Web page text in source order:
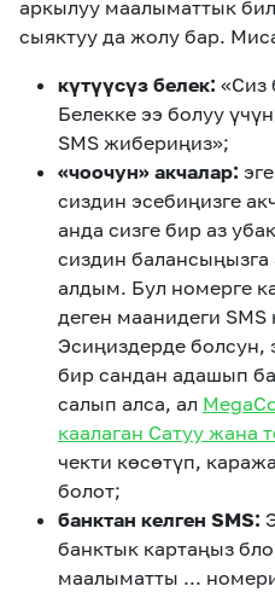
аркылуу маалыматтык
сыяктуу да жолу бар.
күтүүсүз белек: «Сиз
Белекке ээ болуу
SMS жибериңиз»;
«чоочун» акчалар:
сиздин эсебиңизге
анда сизге бир аз
сиздин
алдым. Бул номерге
деген маанидеги
Эсиңиздерде
бир сандан адашып
салып алса, ал
каалаган Сатуу жана
чекти көсөтүп,
болот;
банктан келген SMS:
банктык картаңыз
маалыматты ...